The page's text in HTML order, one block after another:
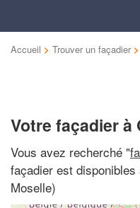
Accueil > Trouver un façadier >
Votre façadier à
Vous avez recherché "
façadier est disponibles
Moselle)